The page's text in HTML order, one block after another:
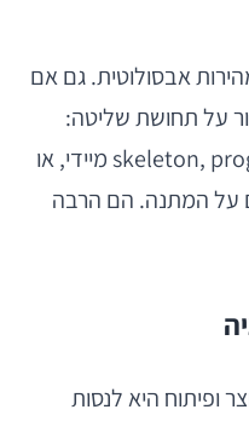
אבסולוטית. גם אם
על תחושת שליטה:
להציג skeleton, progress state, feedback מיידי, או
על המתנה. הם הרבה
ופיתוח היא לנסות